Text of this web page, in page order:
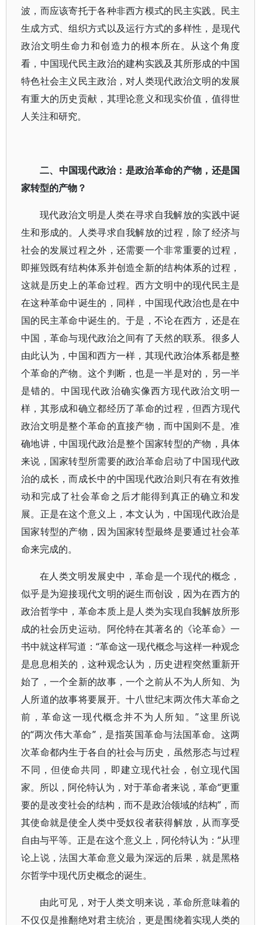
波，而应该寄托于各种非西方模式的民主实践。民主
生成方式、组织方式以及运行方式的多样性，是现代
政治文明生命力和创造力的根本所在。从这个角度
看，中国现代民主政治的建构实践及其所形成的中国
特色社会主义民主政治，对人类现代政治文明的发展
有重大的历史贡献，其理论意义和现实价值，值得世
人关注和研究。
二、中国现代政治：是政治革命的产物，还是国
家转型的产物？
现代政治文明是人类在寻求自我解放的实践中诞
生和形成的。人类寻求自我解放的过程，除了经济与
社会的发展过程之外，还需要一个非常重要的过程，
即摧毁既有结构体系并创造全新的结构体系的过程，
这就是历史上的革命过程。西方文明中的现代民主是
在这种革命中诞生的，同样，中国现代政治也是在中
国的民主革命中诞生的。于是，不论在西方，还是在
中国，革命与现代政治之间有了天然的联系。很多人
由此认为，中国和西方一样，其现代政治体系都是整
个革命的产物。这个判断，也是一半是对的，另一半
是错的。中国现代政治确实像西方现代政治文明一
样，其形成和确立都经历了革命的过程，但西方现代
政治文明是整个革命的直接产物，而中国则不是。准
确地讲，中国现代政治是整个国家转型的产物，具体
来说，国家转型所需要的政治革命启动了中国现代政
治的成长，而成长中的中国现代政治则只有在有效推
动和完成了社会革命之后才能得到真正的确立和发
展。正是在这个意义上，本文认为，中国现代政治是
国家转型的产物，因为国家转型最终是要通过社会革
命来完成的。
在人类文明发展史中，革命是一个现代的概念，
似乎是为迎接现代文明的诞生而创设，因为在西方的
政治哲学中，革命本质上是人类为实现自我解放所形
成的社会历史运动。阿伦特在其著名的《论革命》一
书中就这样写道：“革命这一现代概念与这样一种观念
是息息相关的，这种观念认为，历史进程突然重新开
始了，一个全新的故事，一个之前从不为人所知、为
人所道的故事将要展开。十八世纪末两次伟大革命之
前，革命这一现代概念并不为人所知。”这里所说
的“两次伟大革命”，是指英国革命与法国革命。这两
次革命都内生于各自的社会与历史，虽然形态与过程
不同，但使命共同，即建立现代社会，创立现代国
家。所以，阿伦特认为，对于革命者来说，革命“更重
要的是改变社会的结构，而不是政治领域的结构”，而
其使命就是使全人类中受奴役者获得解放，从而享受
自由与平等。正是在这个意义上，阿伦特认为：“从理
论上说，法国大革命意义最为深远的后果，就是黑格
尔哲学中现代历史概念的诞生。
由此可见，对于人类文明来说，革命所意味着的
不仅仅是推翻绝对君主统治，更是围绕着实现人类的